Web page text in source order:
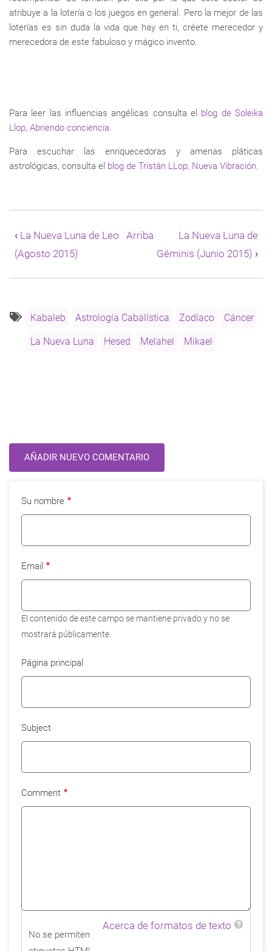
atribuye a la lotería o los juegos en general. Pero la mejor de las
loterías es sin duda la vida que hay en ti, créete merecedor y
merecedora de este fabuloso y mágico invento.
Para leer las influencias angélicas consulta el blog de Soleika
Llop, Abriendo conciencia.
Para escuchar las enriquecedoras y amenas pláticas
astrológicas, consulta el blog de Tristán LLop, Nueva Vibración.
transversales
de
Book
La
de
(Julio
‹La Nueva Luna de Leo
(Agosto 2015)
Arriba
La Nueva Luna de
Géminis (Junio 2015) ›
Kabaleb Astrología Cabalística Zodíaco Cáncer
La Nueva Luna Hesed Melahel Mikael
AÑADIR NUEVO COMENTARIO
Su nombre
Email
El contenido de este campo se mantiene privado y no se
mostrará públicamente.
Página principal
Subject
Comment
Acerca de formatos de texto
No se permiten